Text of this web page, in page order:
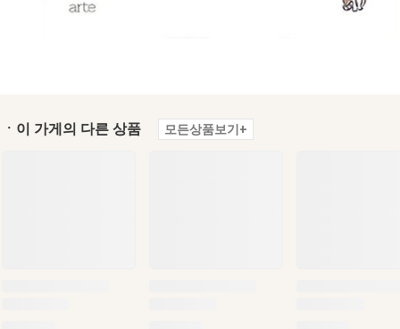
ㆍ이 가게의 다른 상품 모든상품보기+